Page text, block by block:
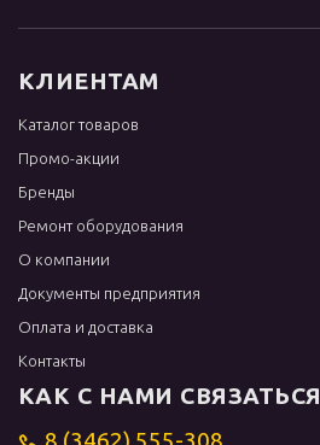
КЛИЕНТАМ
Каталог товаров
Промо-акции
Бренды
Ремонт оборудования
О компании
Документы предприятия
Оплата и доставка
Контакты
КАК С НАМИ СВЯЗАТЬСЯ